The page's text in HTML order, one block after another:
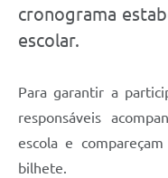
cronograma
escolar.
Para garantir a
responsáveis
escola e
bilhete.